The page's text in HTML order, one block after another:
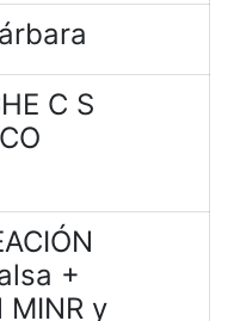
C S
+
MINR y